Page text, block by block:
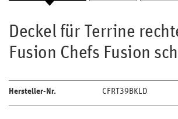
Deckel für Terrine
Fusion Chefs Fusion
Hersteller-Nr. CFRT39BKLD